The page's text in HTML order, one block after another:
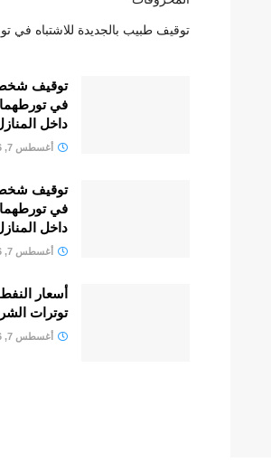
توقيف طبيب بالجديدة للاشتباه
توقيف
في
داخل
أغسطس 7, 2026
توقيف
في
داخل
أغسطس 7, 2026
أسعار
توترات
أغسطس 7, 2026